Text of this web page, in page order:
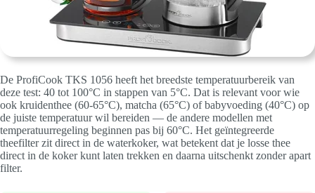
De ProfiCook TKS 1056 heeft het breedste temperatuurbereik van
deze test: 40 tot 100°C in stappen van 5°C. Dat is relevant voor wie
ook kruidenthee (60-65°C), matcha (65°C) of babyvoeding (40°C) op
de juiste temperatuur wil bereiden — de andere modellen met
temperatuurregeling beginnen pas bij 60°C. Het geïntegreerde
theefilter zit direct in de waterkoker, wat betekent dat je losse thee
direct in de koker kunt laten trekken en daarna uitschenkt zonder apart
filter.